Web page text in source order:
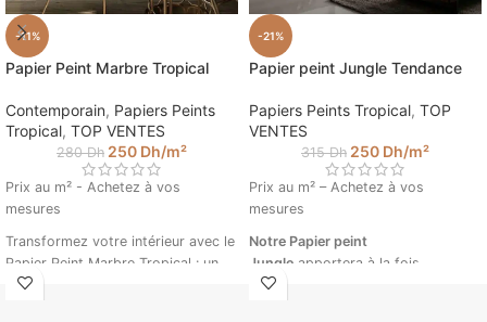
-11%
Papier Peint Marbre Tropical
Contemporain, Papiers Peints
Tropical, TOP VENTES
280Dh 250 Dh/m²
Prix au m² - Achetez à vos
mesures
Transformez votre intérieur avec le
Papier Peint Marbre Tropical : un
mélange sophistiqué de géométrie
-21%
Papier peint Jungle Tendance
Papiers Peints Tropical, TOP
VENTES
315Dh 250 Dh/m²
Prix au m² – Achetez à vos
mesures
Notre Papier peint
Jungle apportera à la fois
contraste, profondeur et une